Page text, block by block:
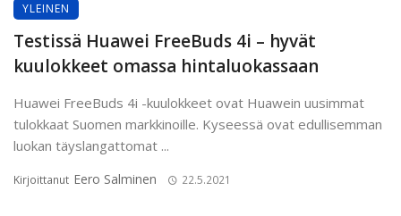
YLEINEN
Testissä Huawei FreeBuds 4i – hyvät
kuulokkeet omassa hintaluokassaan
Huawei FreeBuds 4i -kuulokkeet ovat Huawein uusimmat
tulokkaat Suomen markkinoille. Kyseessä ovat edullisemman
luokan täyslangattomat ...
Kirjoittanut Eero Salminen 22.5.2021